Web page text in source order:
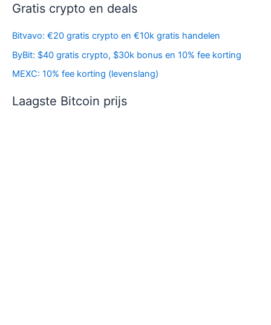
Gratis crypto en deals
Bitvavo: €20 gratis crypto en €10k gratis handelen
ByBit: $40 gratis crypto, $30k bonus en 10% fee korting
MEXC: 10% fee korting (levenslang)
Laagste Bitcoin prijs